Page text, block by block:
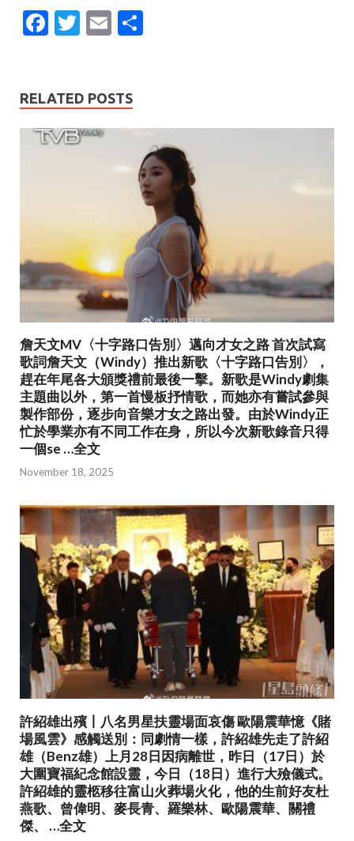
F
b
o
o
T
er
E
l
RELATED POSTS
詹天文MV〈十字路口告別〉邁向才女之路 首次試寫
歌詞詹天文（Windy）推出新歌〈十字路口告別〉，
趕在年尾各大頒獎禮前最後一擊。新歌是Windy劇集
主題曲以外，第一首慢板抒情歌，而她亦有嘗試參與
製作部份，逐步向音樂才女之路出發。由於Windy正
忙於學業亦有不同工作在身，所以今次新歌錄音只得
一個se …全文
November 18, 2025
許紹雄出殯丨八名男星扶靈場面哀傷 歐陽震華憶《賭
場風雲》感觸送別：同劇情一樣，許紹雄先走了許紹
雄（Benz雄）上月28日因病離世，昨日（17日）於
大圍寶福紀念館設靈，今日（18日）進行大殮儀式。
許紹雄的靈柩移往富山火葬場火化，他的生前好友杜
燕歌、曾偉明、麥長青、羅樂林、歐陽震華、關禮
傑、 …全文